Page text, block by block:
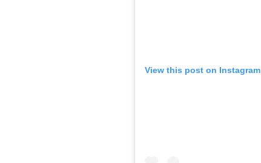
View this post on Instagram